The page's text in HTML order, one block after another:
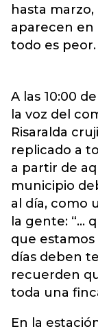
hasta
aparecen en
todo es peor.
A las 10:00
la voz del
Risaralda
replicado a
a partir de
municipio
al día, como
la gente: “…
que
días deben
recuerden
toda una
En la